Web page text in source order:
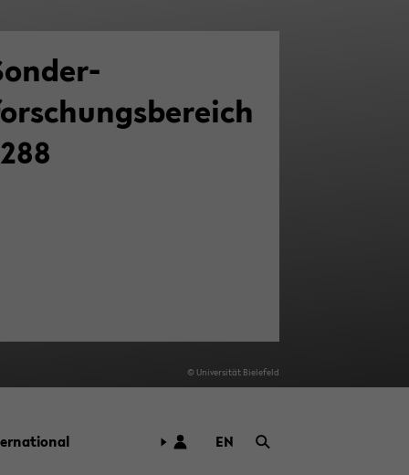
EN
ZUR
© Uni­ver­si­tät Bie­le­feld